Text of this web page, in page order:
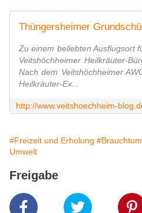
Zu einem beliebten Ausflugsort
Veitshöchheimer Heilkräuter-
Nach dem Veitshöchheimer
Heilkräuter-Ex...
#Freizeit und Erholung
Umwelt
Freigabe